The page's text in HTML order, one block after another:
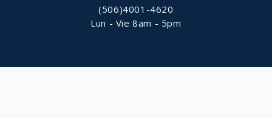
(506)4001-4620
Lun - Vie 8am - 5pm